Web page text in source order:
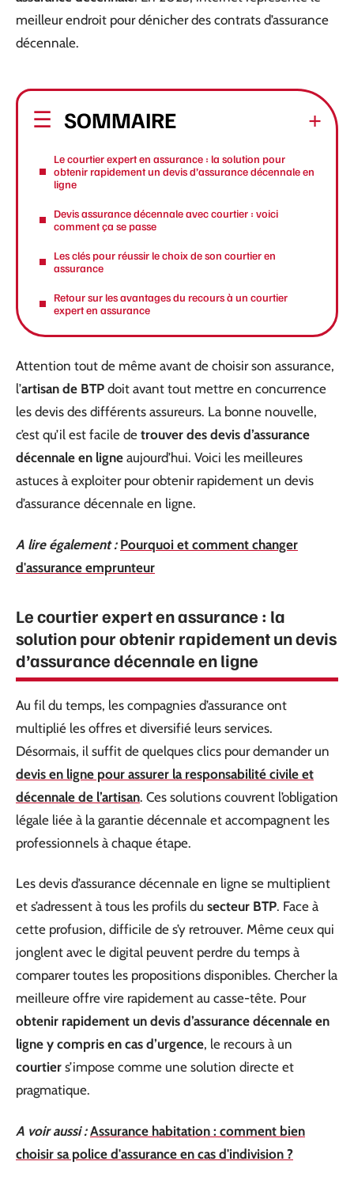
meilleur endroit pour dénicher des contrats d’assurance
décennale.
SOMMAIRE
Le courtier expert en assurance : la solution pour
obtenir rapidement un devis d’assurance décennale en
ligne
Devis assurance décennale avec courtier : voici
comment ça se passe
Les clés pour réussir le choix de son courtier en
assurance
Retour sur les avantages du recours à un courtier
expert en assurance
Attention tout de même avant de choisir son assurance,
l’artisan de BTP doit avant tout mettre en concurrence
les devis des différents assureurs. La bonne nouvelle,
c’est qu’il est facile de trouver des devis d’assurance
décennale en ligne aujourd’hui. Voici les meilleures
astuces à exploiter pour obtenir rapidement un devis
d’assurance décennale en ligne.
A lire également : Pourquoi et comment changer
d'assurance emprunteur
Le courtier expert en assurance : la
solution pour obtenir rapidement un devis
d’assurance décennale en ligne
Au fil du temps, les compagnies d’assurance ont
multiplié les offres et diversifié leurs services.
Désormais, il suffit de quelques clics pour demander un
devis en ligne pour assurer la responsabilité civile et
décennale de l’artisan. Ces solutions couvrent l’obligation
légale liée à la garantie décennale et accompagnent les
professionnels à chaque étape.
Les devis d’assurance décennale en ligne se multiplient
et s’adressent à tous les profils du secteur BTP. Face à
cette profusion, difficile de s’y retrouver. Même ceux qui
jonglent avec le digital peuvent perdre du temps à
comparer toutes les propositions disponibles. Chercher la
meilleure offre vire rapidement au casse-tête. Pour
obtenir rapidement un devis d’assurance décennale en
ligne y compris en cas d’urgence, le recours à un
courtier s’impose comme une solution directe et
pragmatique.
A voir aussi : Assurance habitation : comment bien
choisir sa police d'assurance en cas d'indivision ?